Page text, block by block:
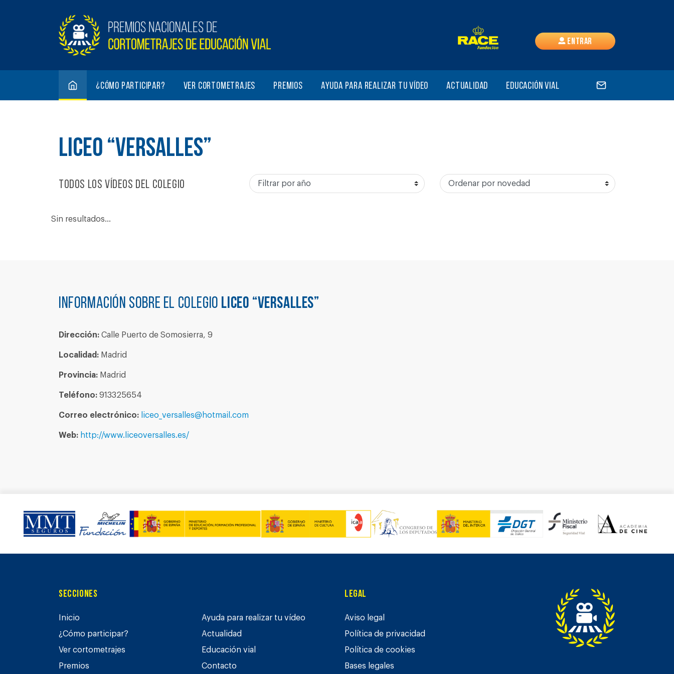
Entrar
¿Cómo participar? Ver cortometrajes Premios Ayuda para realizar tu vídeo Actualidad Educación vial
LICEO “VERSALLES”
Todos los vídeos del colegio
Sin resultados...
Información sobre el colegio LICEO “VERSALLES”
Dirección: Calle Puerto de Somosierra, 9
Localidad: Madrid
Provincia: Madrid
Teléfono: 913325654
Correo electrónico: liceo_versalles@hotmail.com
Web: http://www.liceoversalles.es/
Secciones
Inicio
¿Cómo participar?
Ver cortometrajes
Premios
Ayuda para realizar tu vídeo
Actualidad
Educación vial
Contacto
Legal
Aviso legal
Política de privacidad
Política de cookies
Bases legales